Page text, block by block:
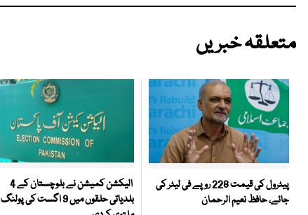
متعلقہ خبریں
پیٹرول کی قیمت 228 روپے فی لیٹر کی
جائے، حافظ نعیم الرحمان
الیکشن کمیشن نے بلوچستان کے 4
بلدیاتی حلقوں میں 9 اگست کی پولنگ